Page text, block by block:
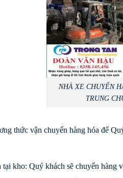
NHÀ XE CHUYỂN
TRUNG
thức vận chuyển hàng hóa để
kho: Quý khách sẽ chuyển